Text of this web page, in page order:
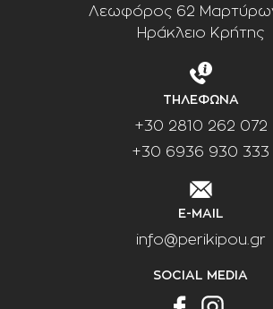
Λεωφόρος 62
Ηράκλειο Κρήτης
ΤΗΛΕΦΩΝΑ
+30 2810 262 072
+30 6936 930 333
E-MAIL
info@perikipou.gr
SOCIAL MEDIA